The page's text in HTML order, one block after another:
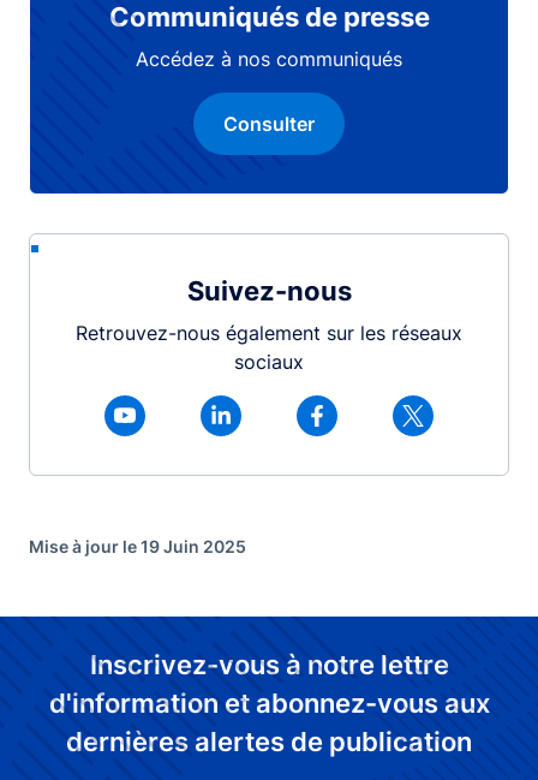
Communiqués de presse
Accédez à nos communiqués
Consulter
Suivez-nous
Retrouvez-nous également sur les réseaux
sociaux
Mise à jour le 19 Juin 2025
Inscrivez-vous à notre lettre
d'information et abonnez-vous aux
dernières alertes de publication